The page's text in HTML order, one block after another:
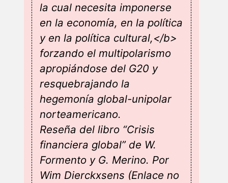
la cual necesita imponerse
en la economía, en la política
y en la política cultural,</b>
forzando el multipolarismo
apropiándose del G20 y
resquebrajando la
hegemonía global-unipolar
norteamericano.
Reseña del libro “Crisis
financiera global” de W.
Formento y G. Merino. Por
Wim Dierckxsens (Enlace no